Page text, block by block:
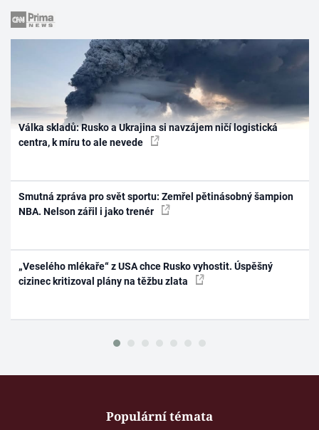
Válka skladů: Rusko a Ukrajina si navzájem ničí logistická
centra, k míru to ale nevede
Smutná zpráva pro svět sportu: Zemřel pětinásobný šampion
NBA. Nelson zářil i jako trenér
„Veselého mlékaře“ z USA chce Rusko vyhostit. Úspěšný
cizinec kritizoval plány na těžbu zlata
Populární témata